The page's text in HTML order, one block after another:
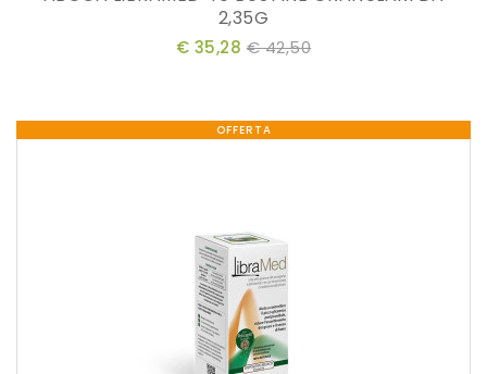
2,35G
€ 35,28 € 42,50
OFFERTA